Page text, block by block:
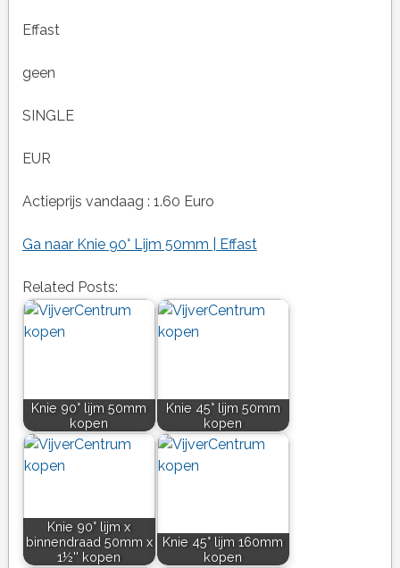
Effast
geen
SINGLE
EUR
Actieprijs vandaag : 1.60 Euro
Ga naar Knie 90° Lijm 50mm | Effast
Related Posts:
Knie 90° lijm 50mm
kopen
Knie 45° lijm 50mm
kopen
Knie 90° lijm x
binnendraad 50mm x
1½'' kopen
Knie 45° lijm 160mm
kopen